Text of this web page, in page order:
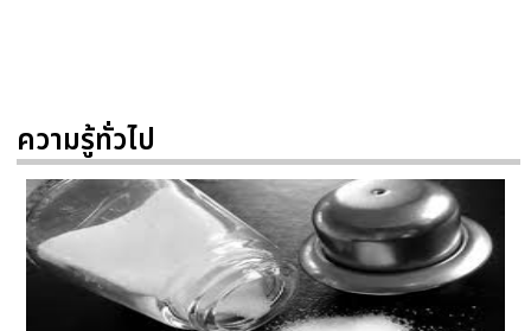
ความรู้ทั่วไป